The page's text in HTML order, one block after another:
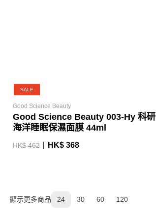
SALE
Good Science Beauty
Good Science Beauty 003-Hy 科研
海洋睡眠保濕面膜 44ml
HK$ 462 HK$ 368
顯示更多商品 24 30 60 120